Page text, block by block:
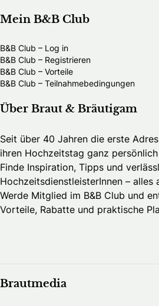
Mein B&B Club
B&B Club – Log in
B&B Club – Registrieren
B&B Club – Vorteile
B&B Club – Teilnahmebedingungen
Über Braut & Bräutigam
Seit über 40 Jahren die erste
ihren Hochzeitstag ganz
Finde Inspiration, Tipps und
HochzeitsdienstleisterInnen – alles
Werde Mitglied im B&B Club und
Vorteile, Rabatte und praktische
Brautmedia